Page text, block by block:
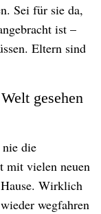
Sei für sie da,
ist –
Eltern sind
gesehen
die
mit vielen neuen
Wirklich
wegfahren